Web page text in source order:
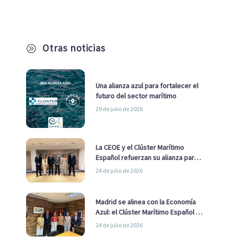
A Otras noticias
Una alianza azul para fortalecer el
futuro del sector marítimo
29 de julio de 2026
La CEOE y el Clúster Marítimo
Español refuerzan su alianza para
impulsar una estrategia Nacional
24 de julio de 2026
Madrid se alinea con la Economía
Azul: el Clúster Marítimo Español y
la Real Liga Naval avanzan alianzas
24 de julio de 2026